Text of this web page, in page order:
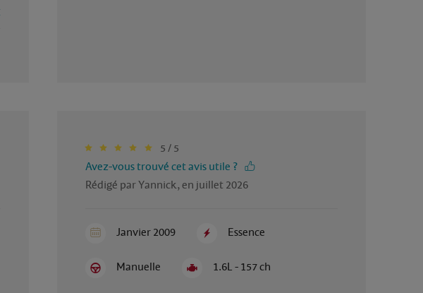
5 / 5
Avez-vous trouvé cet avis utile ?
Rédigé par Yannick, en juillet 2026
Janvier 2009 Essence
Manuelle 1.6L - 157 ch